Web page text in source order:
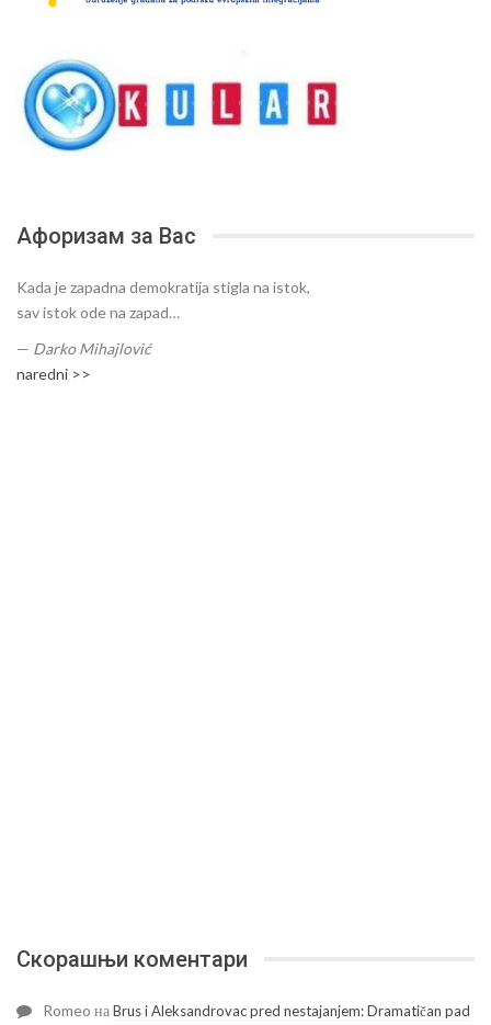
Афоризам за Вас
Kada je zapadna demokratija stigla na istok,
sav istok ode na zapad…
— Darko Mihajlović
naredni >>
Скорашњи коментари
Romeo наBrus i Aleksandrovac pred nestajanjem: Dramatičan pad